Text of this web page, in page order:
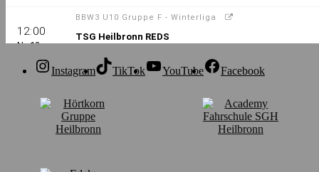
Instagram TikTok YouTube Facebook